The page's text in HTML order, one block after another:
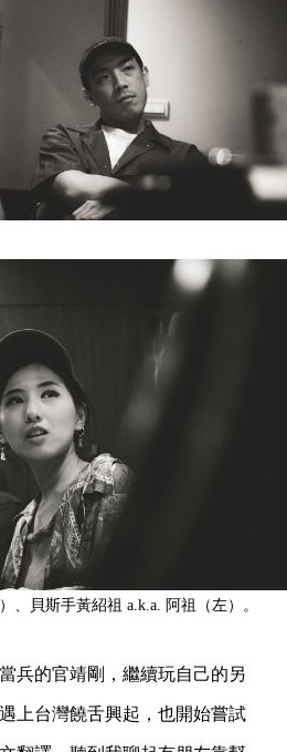
、貝斯手黃紹祖 a.k.a. 阿祖（左）。
兵的官靖剛，繼續玩自己的另
上台灣饒舌興起，也開始嘗試